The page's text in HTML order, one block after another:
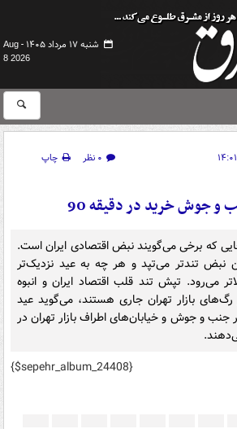
شنبه ۱۷ مرداد ۱۴۰۵ -
Aug
8 2026
۰ نظر
چاپ
جوش خرید در دقیقه 90
که برخی می‌گویند نبض اقتصادی ایران است.
نبض تندتر می‌تپد و هر چه به عید نزدیک‌تر
می‌رود. تپش تند قلب اقتصاد ایران و انبوه
بازار تهران جاری هستند، می‌گوید عید
و جوش و خیابان‌های اطراف بازار تهران در
{$sepehr_album_24408}